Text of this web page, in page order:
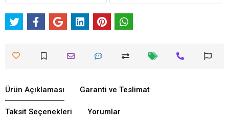
Ürün Açıklaması Garanti ve Teslimat
Taksit Seçenekleri Yorumlar